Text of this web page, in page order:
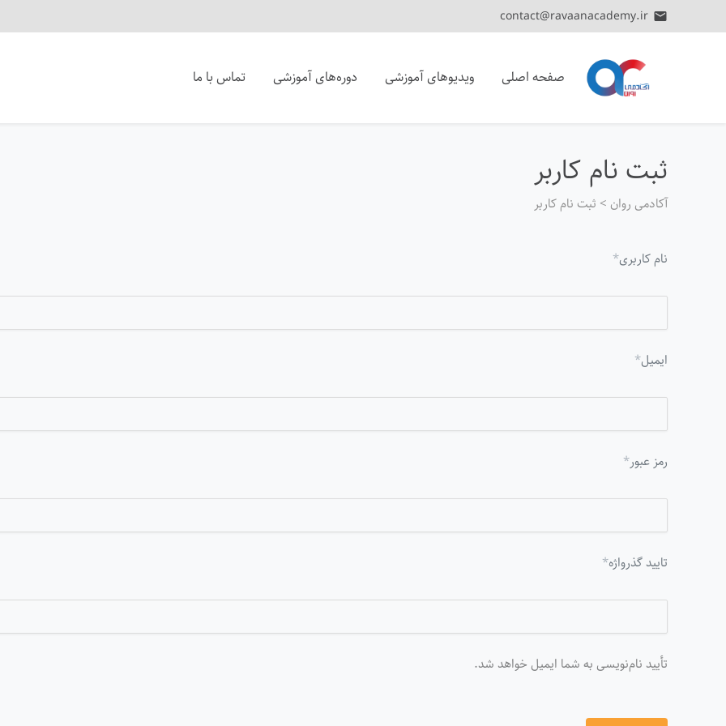
email
contact@ravaanacademy.ir
صفحه اصلی ویدیوهای آموزشی دوره‌های آموزشی تماس با ما
ثبت نام کاربر
آکادمی روان > ثبت نام کاربر
نام کاربری*
ایمیل*
رمز عبور*
تایید گذرواژه*
تأیید نام‌نویسی به شما ایمیل خواهد شد.